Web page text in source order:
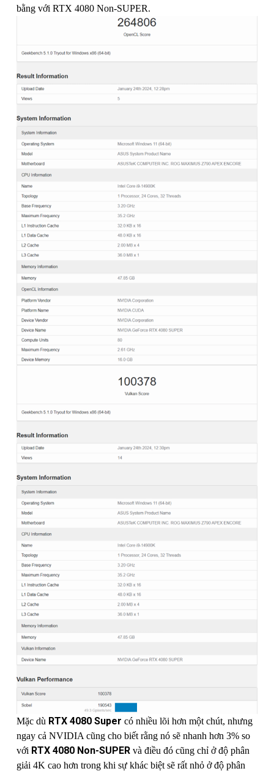
bằng với RTX 4080 Non-SUPER.
Mặc dù RTX 4080 Super có nhiều lõi hơn một chút, nhưng
ngay cả NVIDIA cũng cho biết rằng nó sẽ nhanh hơn 3% so
với RTX 4080 Non-SUPER và điều đó cũng chỉ ở độ phân
giải 4K cao hơn trong khi sự khác biệt sẽ rất nhỏ ở độ phân